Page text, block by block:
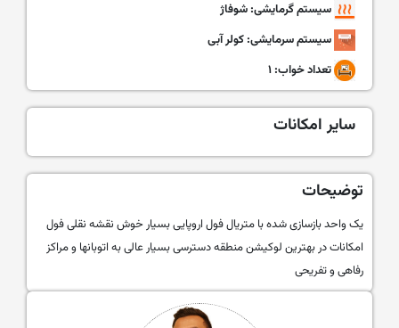
سیستم گرمایشی: شوفاژ
سیستم سرمایشی: کولر آبی
تعداد خواب: ۱
سایر امکانات
توضیحات
یک واحد بازسازی شده با متریال فول اروپایی بسیار خوش نقشه نقلی فول
امکانات در بهترین لوکیشن منطقه دسترسی بسیار عالی به اتوبانها و مراکز
رفاهی و تفریحی